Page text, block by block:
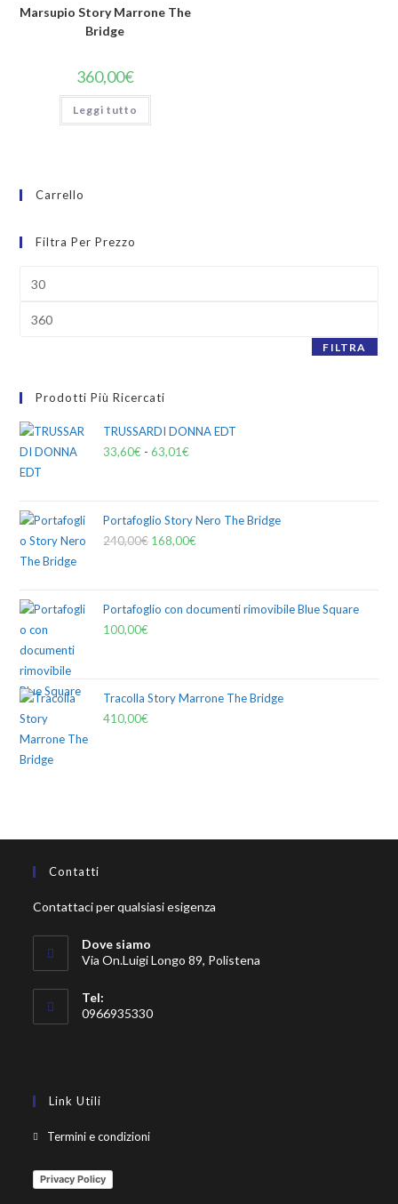
Marsupio Story Marrone The
Bridge
360,00€
Leggi tutto
Carrello
Filtra Per Prezzo
FILTRA
Prodotti Più Ricercati
TRUSSARDI DONNA EDT
33,60€ - 63,01€
Portafoglio Story Nero The Bridge
240,00€ 168,00€
Portafoglio con documenti rimovibile Blue Square
100,00€
Tracolla Story Marrone The Bridge
410,00€
Contatti
Contattaci per qualsiasi esigenza
Dove siamo
Via On.Luigi Longo 89, Polistena
Tel:
0966935330
Link Utili
Termini e condizioni
Privacy Policy